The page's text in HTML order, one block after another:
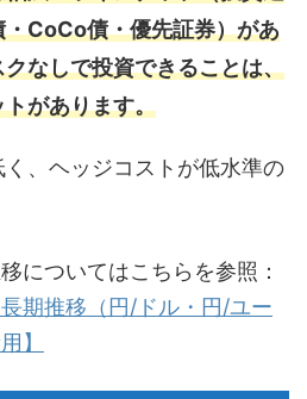
CoCo債・優先証券）があ
なしで投資できることは、
があります。
、ヘッジコストが低水準の
についてはこちらを参照：
期推移（円/ドル・円/ユー
】